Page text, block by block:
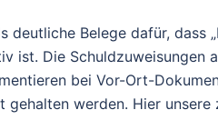
Belege dafür, dass
ist. Die Schuldzuweisungen
bei Vor-Ort-
werden. Hier